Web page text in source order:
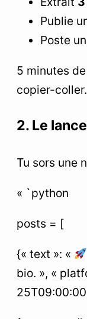
Publie
Poste un
5 minutes
copier-coller.
2. Le
Tu sors une
« `python
posts = [
{« text »: «
bio. », «